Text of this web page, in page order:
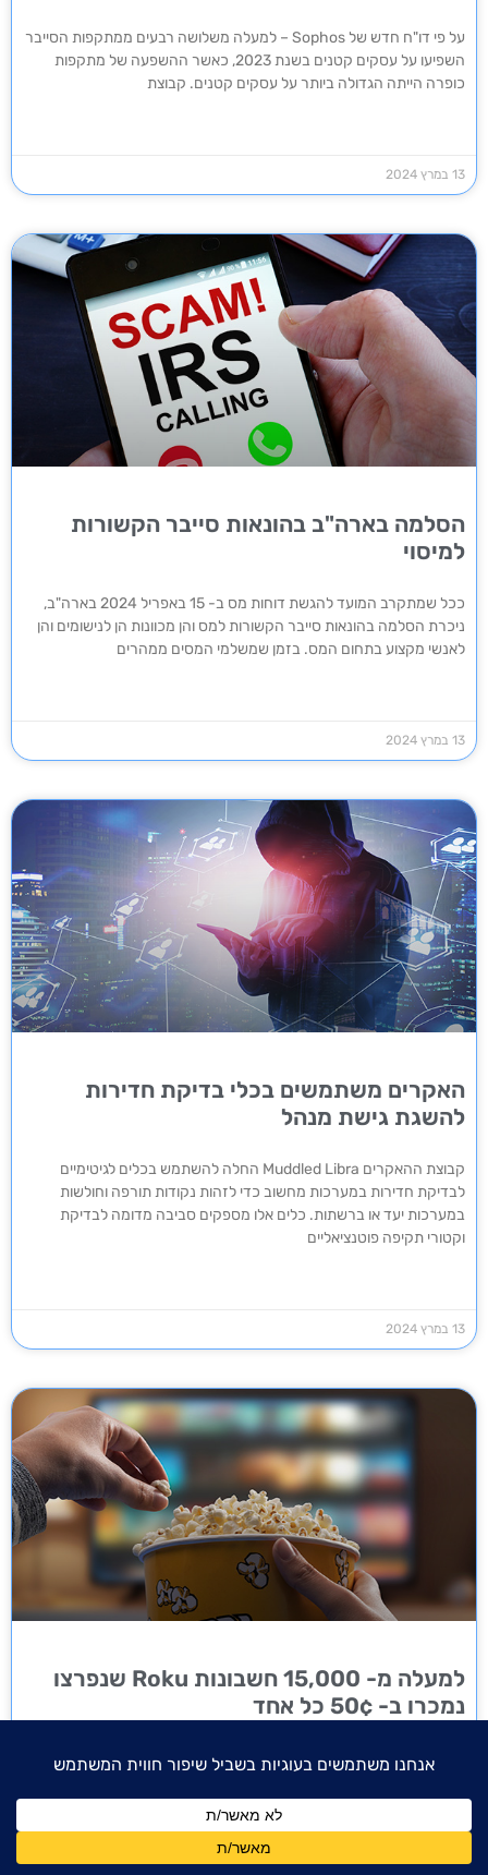
על פי דו"ח חדש של Sophos – למעלה משלושה רבעים ממתקפות הסייבר
השפיעו על עסקים קטנים בשנת 2023, כאשר ההשפעה של מתקפות
כופרה הייתה הגדולה ביותר על עסקים קטנים. קבוצת
13 במרץ 2024
הסלמה בארה"ב בהונאות סייבר הקשורות
למיסוי
ככל שמתקרב המועד להגשת דוחות מס ב- 15 באפריל 2024 בארה"ב,
ניכרת הסלמה בהונאות סייבר הקשורות למס והן מכוונות הן לנישומים והן
לאנשי מקצוע בתחום המס. בזמן שמשלמי המסים ממהרים
13 במרץ 2024
האקרים משתמשים בכלי בדיקת חדירות
להשגת גישת מנהל
קבוצת ההאקרים Muddled Libra החלה להשתמש בכלים לגיטימיים
לבדיקת חדירות במערכות מחשוב כדי לזהות נקודות תורפה וחולשות
במערכות יעד או ברשתות. כלים אלו מספקים סביבה מדומה לבדיקת
וקטורי תקיפה פוטנציאליים
13 במרץ 2024
למעלה מ- 15,000 חשבונות Roku שנפרצו
נמכרו ב- 50¢ כל אחד
חברת Roku – חברת מדיה דיגיטלית והזרמת תוכן, חשפה דלף מידע
שימשו לביצוע רכישות מזויפות של חומרה ומינויי סטרימינג. Roku גם